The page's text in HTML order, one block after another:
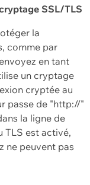
SSL/TLS
la
comme par
en tant
un cryptage
cryptée au
passe de "http://"
la ligne de
TLS est activé,
ne peuvent pas